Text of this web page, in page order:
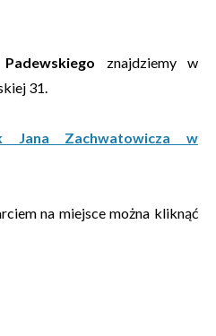
znajdziemy w
31.
Jana Zachwatowicza w
na miejsce można kliknąć